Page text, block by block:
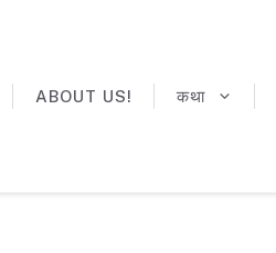
ABOUT US! कथा